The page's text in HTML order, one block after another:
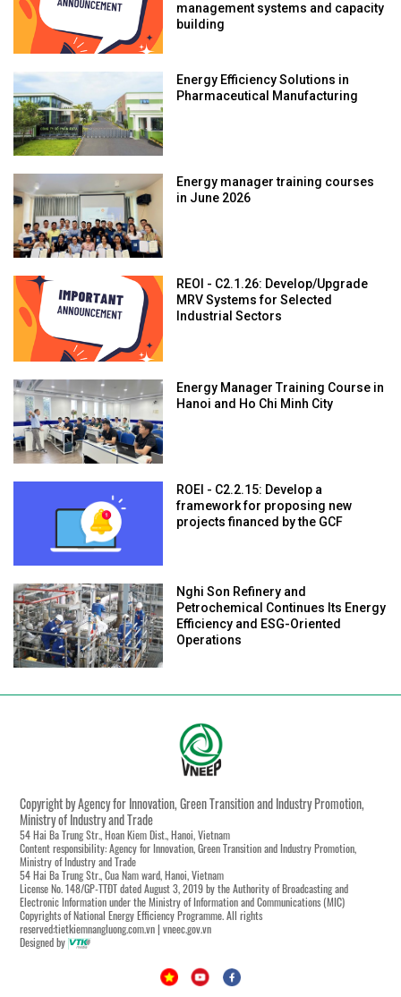
management systems and capacity
building
Energy Efficiency Solutions in
Pharmaceutical Manufacturing
Energy manager training courses
in June 2026
REOI - C2.1.26: Develop/Upgrade
MRV Systems for Selected
Industrial Sectors
Energy Manager Training Course in
Hanoi and Ho Chi Minh City
ROEI - C2.2.15: Develop a
framework for proposing new
projects financed by the GCF
Nghi Son Refinery and
Petrochemical Continues Its Energy
Efficiency and ESG-Oriented
Operations
Copyright by Agency for Innovation, Green Transition and Industry Promotion,
Ministry of Industry and Trade
54 Hai Ba Trung Str., Hoan Kiem Dist., Hanoi, Vietnam
Content responsibility: Agency for Innovation, Green Transition and Industry Promotion,
Ministry of Industry and Trade
54 Hai Ba Trung Str., Cua Nam ward, Hanoi, Vietnam
License No. 148/GP-TTĐT dated August 3, 2019 by the Authority of Broadcasting and
Electronic Information under the Ministry of Information and Communications (MIC)
Copyrights of National Energy Efficiency Programme. All rights
reserved:tietkiemnangluong.com.vn | vneec.gov.vn
Designed by